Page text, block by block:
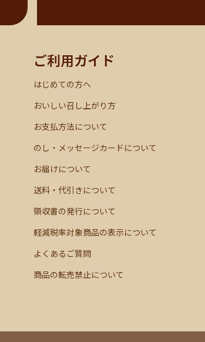
ご利用ガイド
はじめての方へ
おいしい召し上がり方
お支払方法について
のし・メッセージカードについて
お届けについて
送料・代引きについて
領収書の発行について
軽減税率対象商品の表示について
よくあるご質問
商品の転売禁止について